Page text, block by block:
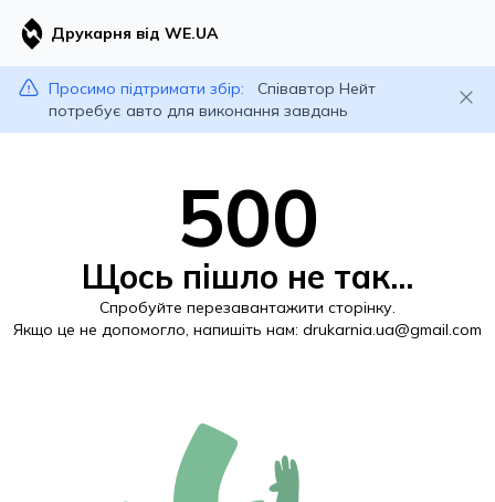
Друкарня від WE.UA
Просимо підтримати збір:
Співавтор Нейт
потребує авто для виконання завдань
500
Щось пішло не так...
Спробуйте перезавантажити сторінку.
Якщо це не допомогло, напишіть нам: drukarnia.ua@gmail.com